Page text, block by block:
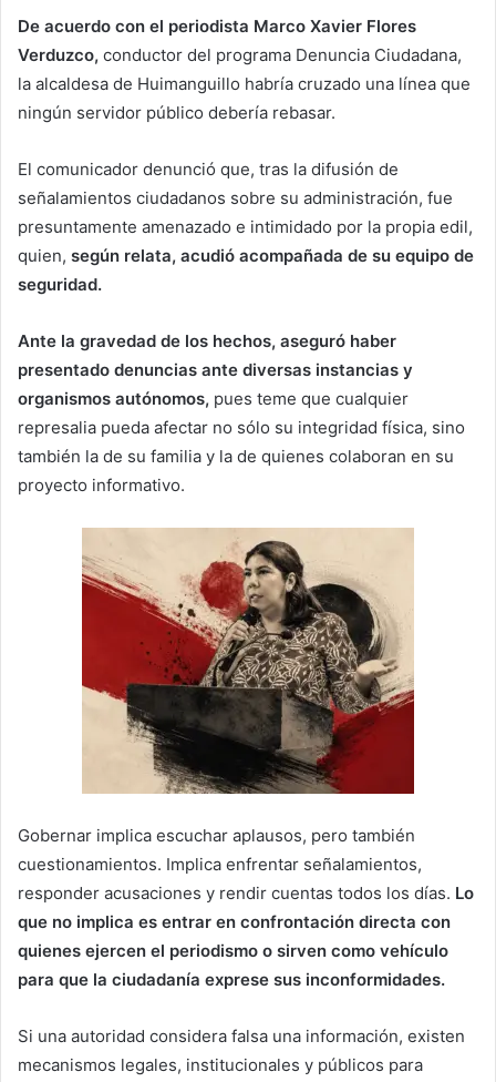
De acuerdo con el periodista Marco Xavier Flores
Verduzco, conductor del programa Denuncia Ciudadana,
la alcaldesa de Huimanguillo habría cruzado una línea que
ningún servidor público debería rebasar.
El comunicador denunció que, tras la difusión de
señalamientos ciudadanos sobre su administración, fue
presuntamente amenazado e intimidado por la propia edil,
quien, según relata, acudió acompañada de su equipo de
seguridad.
Ante la gravedad de los hechos, aseguró haber
presentado denuncias ante diversas instancias y
organismos autónomos, pues teme que cualquier
represalia pueda afectar no sólo su integridad física, sino
también la de su familia y la de quienes colaboran en su
proyecto informativo.
Gobernar implica escuchar aplausos, pero también
cuestionamientos. Implica enfrentar señalamientos,
responder acusaciones y rendir cuentas todos los días. Lo
que no implica es entrar en confrontación directa con
quienes ejercen el periodismo o sirven como vehículo
para que la ciudadanía exprese sus inconformidades.
Si una autoridad considera falsa una información, existen
mecanismos legales, institucionales y públicos para